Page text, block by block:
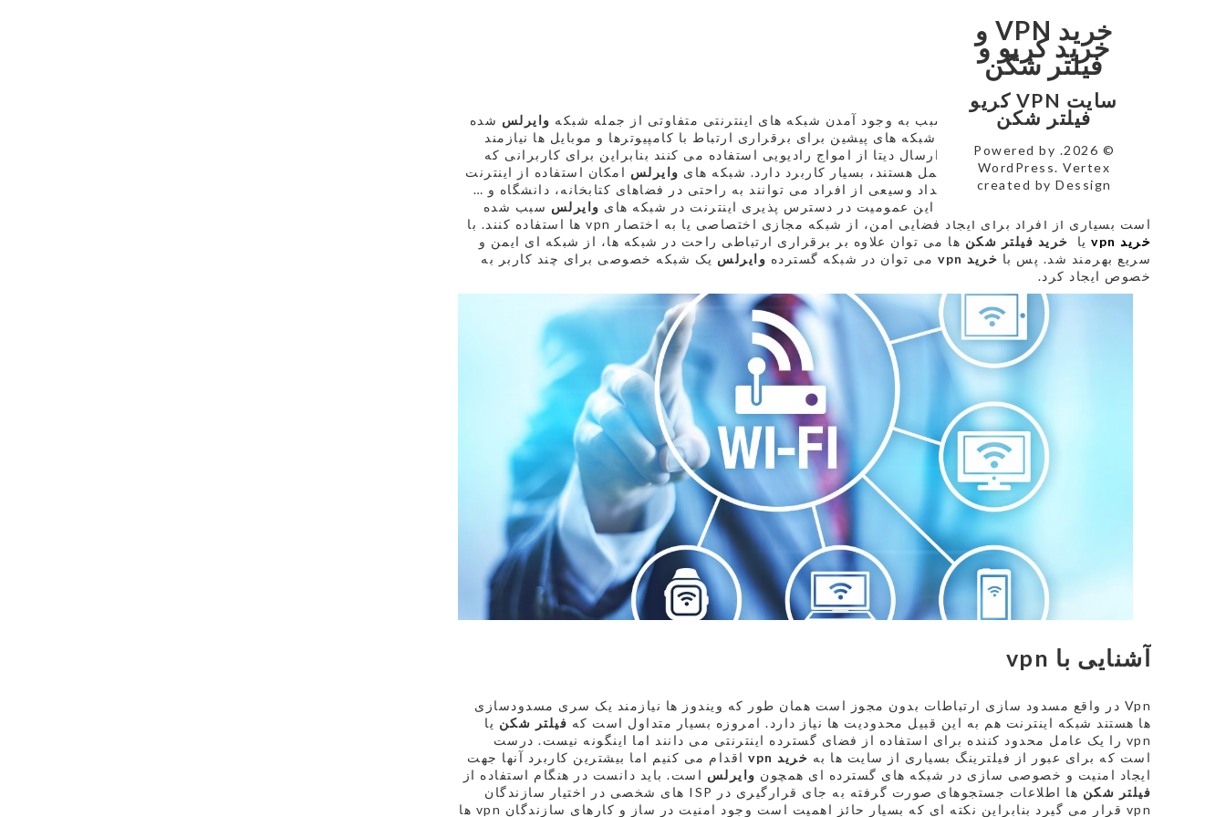
خرید VPN و
خرید کریو و
فیلتر شکن
سایت VPN کریو
فیلتر شکن
© 2026. Powered by
WordPress. Vertex
created by Dessign
شبکه های وایرلس
شبکه های وایرلس
گسترش اینترنت در دنیای امروز سبب به وجود آمدن شبکه های اینترنتی متفاوتی از جمله شبکه وایرلس شده
بر خلاف شبکه های پیشین برای برقراری ارتباط با کامپیوترها و موبایل ها نیازمند
کابل نمی باشند و جهت دریافت و ارسال دیتا از امواج رادیویی استفاده می کنند بنابراین برای کاربرانی که
نیازمند استفاده از اینترنت قابل حمل هستند، بسیار کاربرد دارد. شبکه های وایرلس امکان استفاده از اینترنت
را در همه جا ایجاد کرده است و تعداد وسیعی از افراد می توانند به راحتی در فضاهای کتابخانه، دانشگاه و …
به اینترنت دسترسی داشته باشند. این عمومیت در دسترس پذیری اینترنت در شبکه های وایرلس سبب شده
است بسیاری از افراد برای ایجاد فضایی امن، از شبکه مجازی اختصاصی یا به اختصار vpn ها استفاده کنند. با
خرید vpn یا خرید فیلتر شکن ها می توان علاوه بر برقراری ارتباطی راحت در شبکه ها، از شبکه ای ایمن و
سریع بهرمند شد. پس با خرید vpn می توان در شبکه گسترده وایرلس یک شبکه خصوصی برای چند کاربر به
خصوص ایجاد کرد.
آشنایی با vpn
Vpn در واقع مسدود سازی ارتباطات بدون مجوز است همان طور که ویندوز ها نیازمند یک سری مسدودسازی
ها هستند شبکه اینترنت هم به این قبیل محدودیت ها نیاز دارد. امروزه بسیار متداول است که فیلتر شکن یا
vpn را یک عامل محدود کننده برای استفاده از فضای گسترده اینترنتی می دانند اما اینگونه نیست. درست
است که برای عبور از فیلترینگ بسیاری از سایت ها به خرید vpn اقدام می کنیم اما بیشترین کاربرد آنها جهت
ایجاد امنیت و خصوصی سازی در شبکه های گسترده ای همچون وایرلس است. باید دانست در هنگام استفاده از
فیلتر شکن
ها اطلاعات جستجوهای صورت گرفته به جای قرارگیری در ISP های شخصی در اختیار سازندگان
vpn قرار می گیرد بنابراین نکته ای که بسیار حائز اهمیت است وجود امنیت در ساز و کارهای سازندگان vpn ها